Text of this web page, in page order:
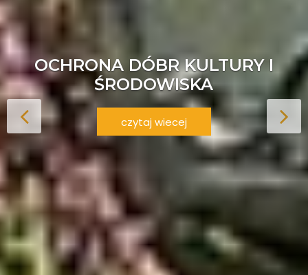
OCHRONA DÓBR KULTURY I
ŚRODOWISKA
czytaj wiecej